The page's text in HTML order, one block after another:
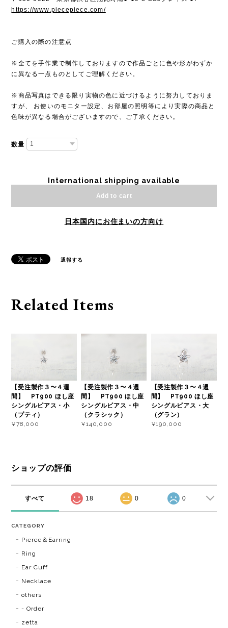
https://www.piecepiece.com/
ご購入の際の注意点
※全てを手作業で制作しておりますので作品ごとに色や形がわずか
に異なる一点ものとしてご理解ください。
※商品写真はできる限り実物の色に近づけるように努力しておりま
すが、 お使いのモニター設定、お部屋の照明等により実際の商品と
色味が異なる場合がございますので、ご了承ください。
数量
International shipping available
Add to cart
日本国内にお住まいの方向け
通報する
Related Items
【受注製作３〜４週
間】 PT900 ほし座
シングルピアス・小
（プティ）
¥78,000
【受注製作３〜４週
間】 PT900 ほし座
シングルピアス・中
（クラシック）
¥140,000
【受注製作３〜４週
間】 PT900 ほし座
シングルピアス・大
（グラン）
¥190,000
ショップの評価
すべて 18 0 0
CATEGORY
Pierce＆Earring
Ring
Ear Cuff
Necklace
others
- Order
zetta